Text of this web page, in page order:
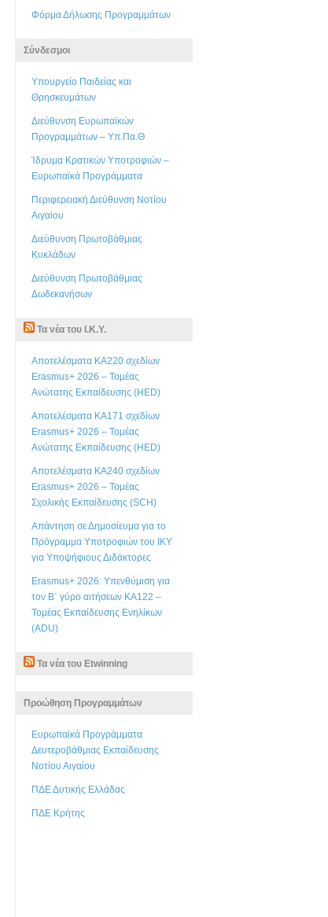
Φόρμα Δήλωσης Προγραμμάτων
Σύνδεσμοι
Υπουργείο Παιδείας και
Θρησκευμάτων
Διεύθυνση Ευρωπαϊκών
Προγραμμάτων – Υπ.Πα.Θ
Ίδρυμα Κρατικών Υποτροφιών –
Ευρωπαϊκά Προγράμματα
Περιφερειακή Διεύθυνση Νοτίου
Αιγαίου
Διεύθυνση Πρωτοβάθμιας
Κυκλάδων
Διεύθυνση Πρωτοβάθμιας
Δωδεκανήσων
Τα νέα του Ι.Κ.Υ.
Αποτελέσματα KA220 σχεδίων
Erasmus+ 2026 – Τομέας
Ανώτατης Εκπαίδευσης (HED)
Αποτελέσματα KA171 σχεδίων
Erasmus+ 2026 – Τομέας
Ανώτατης Εκπαίδευσης (HED)
Αποτελέσματα KA240 σχεδίων
Erasmus+ 2026 – Τομέας
Σχολικής Εκπαίδευσης (SCH)
Απάντηση σε Δημοσίευμα για το
Πρόγραμμα Υποτροφιών του ΙΚΥ
για Υποψήφιους Διδάκτορες
Erasmus+ 2026: Υπενθύμιση για
τον Β΄ γύρο αιτήσεων ΚΑ122 –
Τομέας Εκπαίδευσης Ενηλίκων
(ADU)
Τα νέα του Etwinning
Προώθηση Προγραμμάτων
Ευρωπαϊκά Προγράμματα
Δευτεροβάθμιας Εκπαίδευσης
Νοτίου Αιγαίου
ΠΔΕ Δυτικής Ελλάδας
ΠΔΕ Κρήτης